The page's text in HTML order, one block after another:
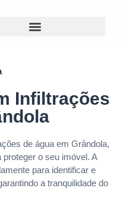
Infiltrações
de água em Grândola,
o seu imóvel. A
para identificar e
a tranquilidade do